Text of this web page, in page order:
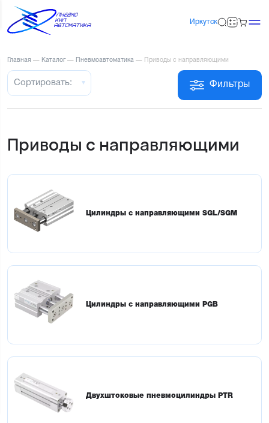
Иркутск
Главная — Каталог — Пневмоавтоматика — Приводы с направляющими
Фильтры
Сортировать:
Приводы с направляющими
Цилиндры с направляющими SGL/SGM
Цилиндры с направляющими PGB
Двухштоковые пневмоцилиндры PTR